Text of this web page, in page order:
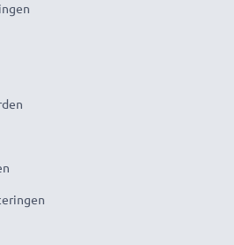
van CELLONIC. Bestel
en 3 jaar garantie!